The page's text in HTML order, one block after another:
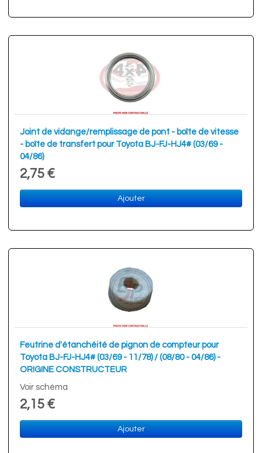
Joint de vidange/remplissage de pont - boîte de vitesse
- boîte de transfert pour Toyota BJ-FJ-HJ4# (03/69 -
04/86)
2,75 €
Ajouter
Feutrine d'étanchéité de pignon de compteur pour
Toyota BJ-FJ-HJ4# (03/69 - 11/78) / (08/80 - 04/86) -
ORIGINE CONSTRUCTEUR
Voir schéma
2,15 €
Ajouter